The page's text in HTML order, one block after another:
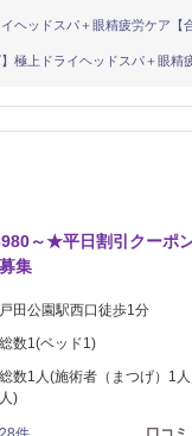
ヘッドスパ＋眼精疲労ケア【
】極上ドライヘッドスパ＋眼精
～★平日割引クーポ
集
戸田公園駅西口徒歩1分
総数1(ベッド1)
総数1人(施術者（まつげ）1
人)